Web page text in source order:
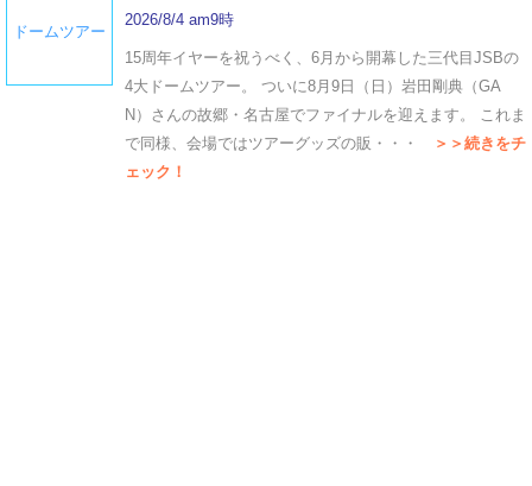
ドームツアー
2026/8/4 am9時
15周年イヤーを祝うべく、6月から開幕した三代目JSBの
4大ドームツアー。 ついに8月9日（日）岩田剛典（GA
N）さんの故郷・名古屋でファイナルを迎えます。 これま
で同様、会場ではツアーグッズの販・・・
＞＞続きをチ
ェック！